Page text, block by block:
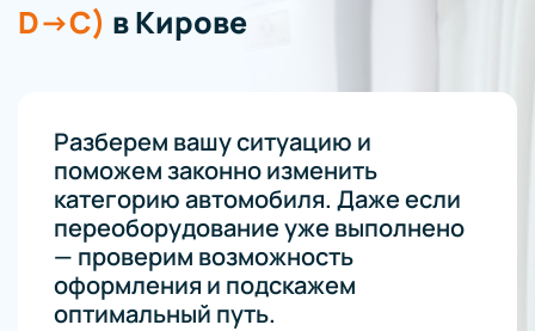
D→C) в Кирове
Разберем вашу ситуацию и
поможем законно изменить
категорию автомобиля. Даже если
переоборудование уже выполнено
— проверим возможность
оформления и подскажем
оптимальный путь.